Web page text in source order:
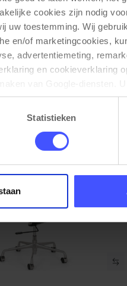
cookies zijn nodig
uw toestemming. Wij
en/of marketingcookies,
advertentiemeting,
en cookieverklaring
privacy policy.
Statistieken
Assemblee leder met
5 werkdagen